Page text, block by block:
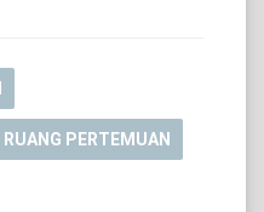
RUANG PERTEMUAN